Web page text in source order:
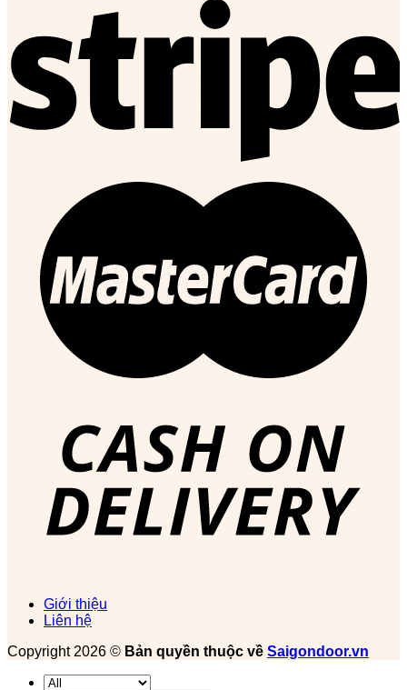
Giới thiệu
Liên hệ
Copyright 2026 © Bản quyền thuộc về Saigondoor.vn